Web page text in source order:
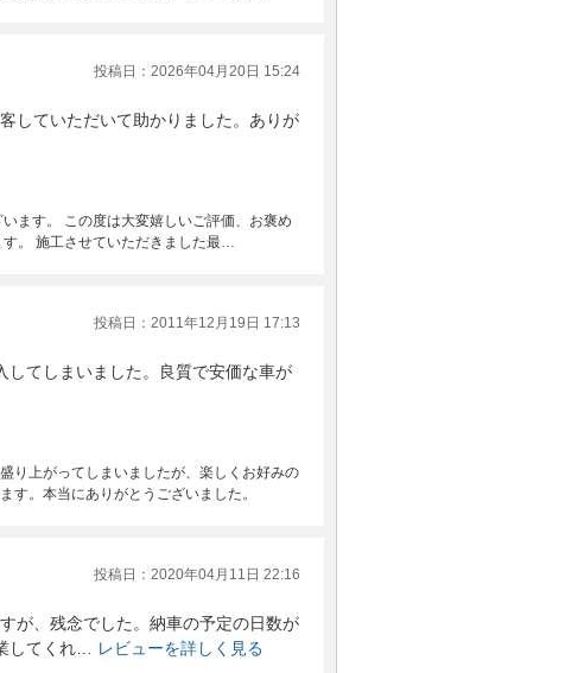
投稿日：2026年04月20日 15:24
していただいて助かりました。ありが
ます。 この度は大変嬉しいご評価、お褒め
。 施工させていただきました最…
投稿日：2011年12月19日 17:13
してしまいました。良質で安価な車が
り上がってしまいましたが、楽しくお好みの
す。本当にありがとうございました。
投稿日：2020年04月11日 22:16
が、残念でした。納車の予定の日数が
してくれ…
レビューを詳しく見る